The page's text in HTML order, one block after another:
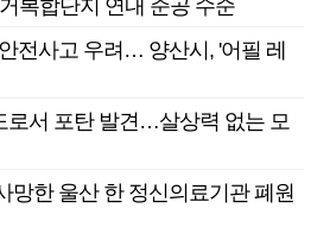
복합단지 연내 준공 수순
전사고 우려… 양산시, '어필 레
로서 포탄 발견…살상력 없는 모
망한 울산 한 정신의료기관 폐원